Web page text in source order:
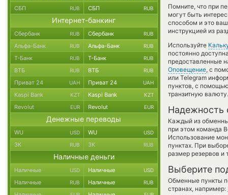
Помните, что при
могут быть
способом и это
инструкцией из
Используйте
постоянно
предоставленные
Оповещение, с
или Telegram
пунктов, с
транзитную валюту.
Надежность
Каждый из
при этом команда
Использование
пунктах. При
размер резервов и
Выберите
Обменные пункты
странах, например:
СБП RUB СБП RUB
Интернет-банкинг
Сбербанк RUB Сбербанк RUB
Альфа-Банк RUB Альфа-Банк RUB
Т-Банк RUB Т-Банк RUB
ВТБ RUB ВТБ RUB
Приват 24 UAH Приват 24 UAH
Kaspi Bank KZT Kaspi Bank KZT
Revolut EUR Revolut EUR
Денежные переводы
WU USD WU USD
ЗК RUB ЗК RUB
Наличные деньги
Наличные USD Наличные USD
Наличные RUB Наличные RUB